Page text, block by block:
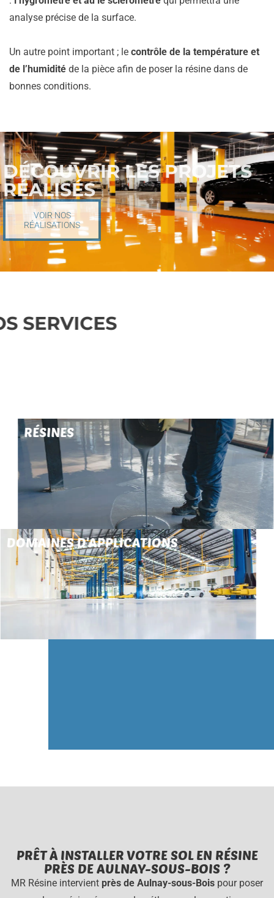
analyse précise de la surface.
Un autre point important ; le contrôle de la température et
de l’humidité de la pièce afin de poser la résine dans de
bonnes conditions.
DÉCOUVRIR LES PROJETS
RÉALISÉS
VOIR NOS
RÉALISATIONS
NOS SERVICES
RÉSINES
DOMAINES D'APPLICATIONS
PRÊT À INSTALLER VOTRE SOL EN RÉSINE
PRÈS DE AULNAY-SOUS-BOIS ?
MR Résine intervient près de Aulnay-sous-Bois pour poser